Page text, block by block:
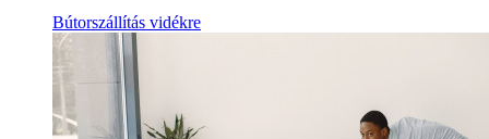
Bútorszállítás vidékre